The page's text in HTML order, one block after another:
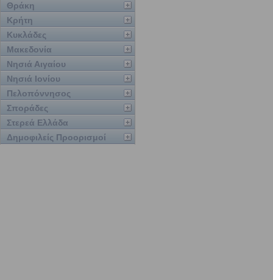
Θράκη
Κρήτη
Κυκλάδες
Μακεδονία
Νησιά Αιγαίου
Νησιά Ιονίου
Πελοπόννησος
Σποράδες
Στερεά Ελλάδα
Δημοφιλείς Προορισμοί